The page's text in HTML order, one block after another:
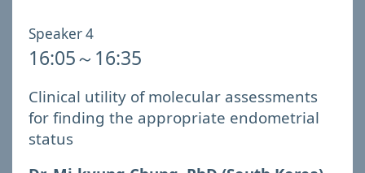
Speaker 4
16:05～16:35
Clinical utility of molecular assessments
for finding the appropriate endometrial
status